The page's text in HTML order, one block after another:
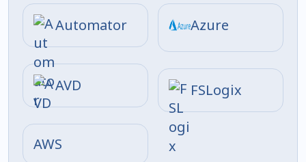
Automator
AVD
AWS
Azure
FSLogix